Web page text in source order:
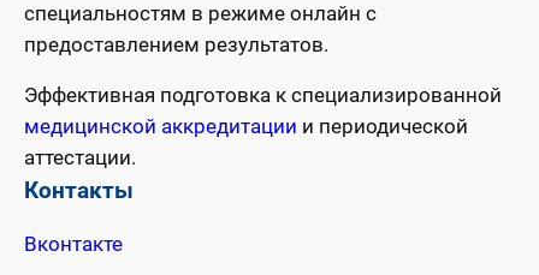
специальностям в режиме онлайн с
предоставлением результатов.
Эффективная подготовка к специализированной
медицинской аккредитации и периодической
аттестации.
Контакты
Вконтакте